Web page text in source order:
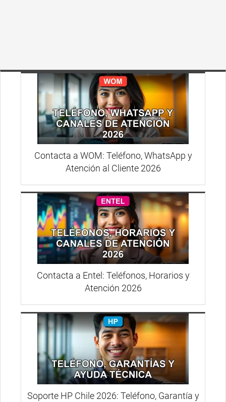
Contacta a WOM: Teléfono, WhatsApp y
Atención al Cliente 2026
Contacta a Entel: Teléfonos, Horarios y
Atención 2026
Soporte HP Chile 2026: Teléfono, Garantía y